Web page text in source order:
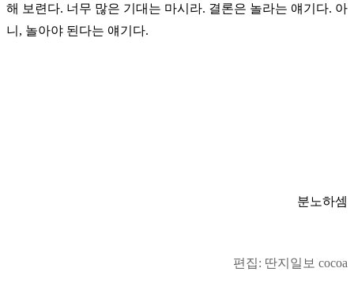
해 보련다. 너무 많은 기대는 마시라. 결론은 놀라는 얘기다. 아
니, 놀아야 된다는 얘기다.
분노하셈
편집: 딴지일보 cocoa